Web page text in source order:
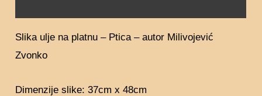
Slika ulje na platnu – Ptica – autor Milivojević
Zvonko
Dimenzije slike: 37cm x 48cm